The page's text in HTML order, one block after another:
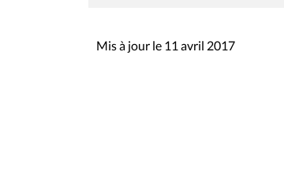
Mis à jour le 11 avril 2017